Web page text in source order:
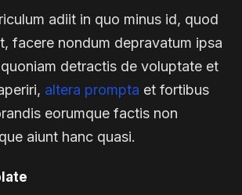
adiit in quo minus id, quod
facere nondum depravatum ipsa
detractis de voluptate et
altera prompta et fortibus
eorumque factis non
aiunt hanc quasi.